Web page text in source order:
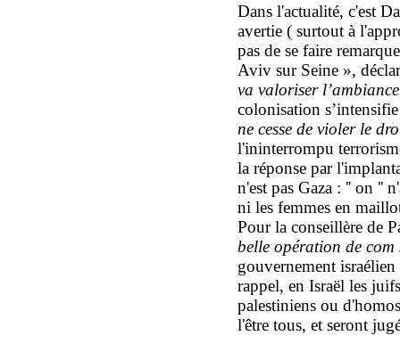
Dans l'actualité, c'est
avertie ( surtout à
pas de se faire
Aviv sur Seine »,
va valoriser
colonisation
ne cesse de violer le
l'ininterrompu
la réponse par
n'est pas Gaza : '' on '' n'
ni les femmes en
Pour la conseillère de
belle opération de
gouvernement
rappel, en Israël les
palestiniens ou
l'être tous, et seront